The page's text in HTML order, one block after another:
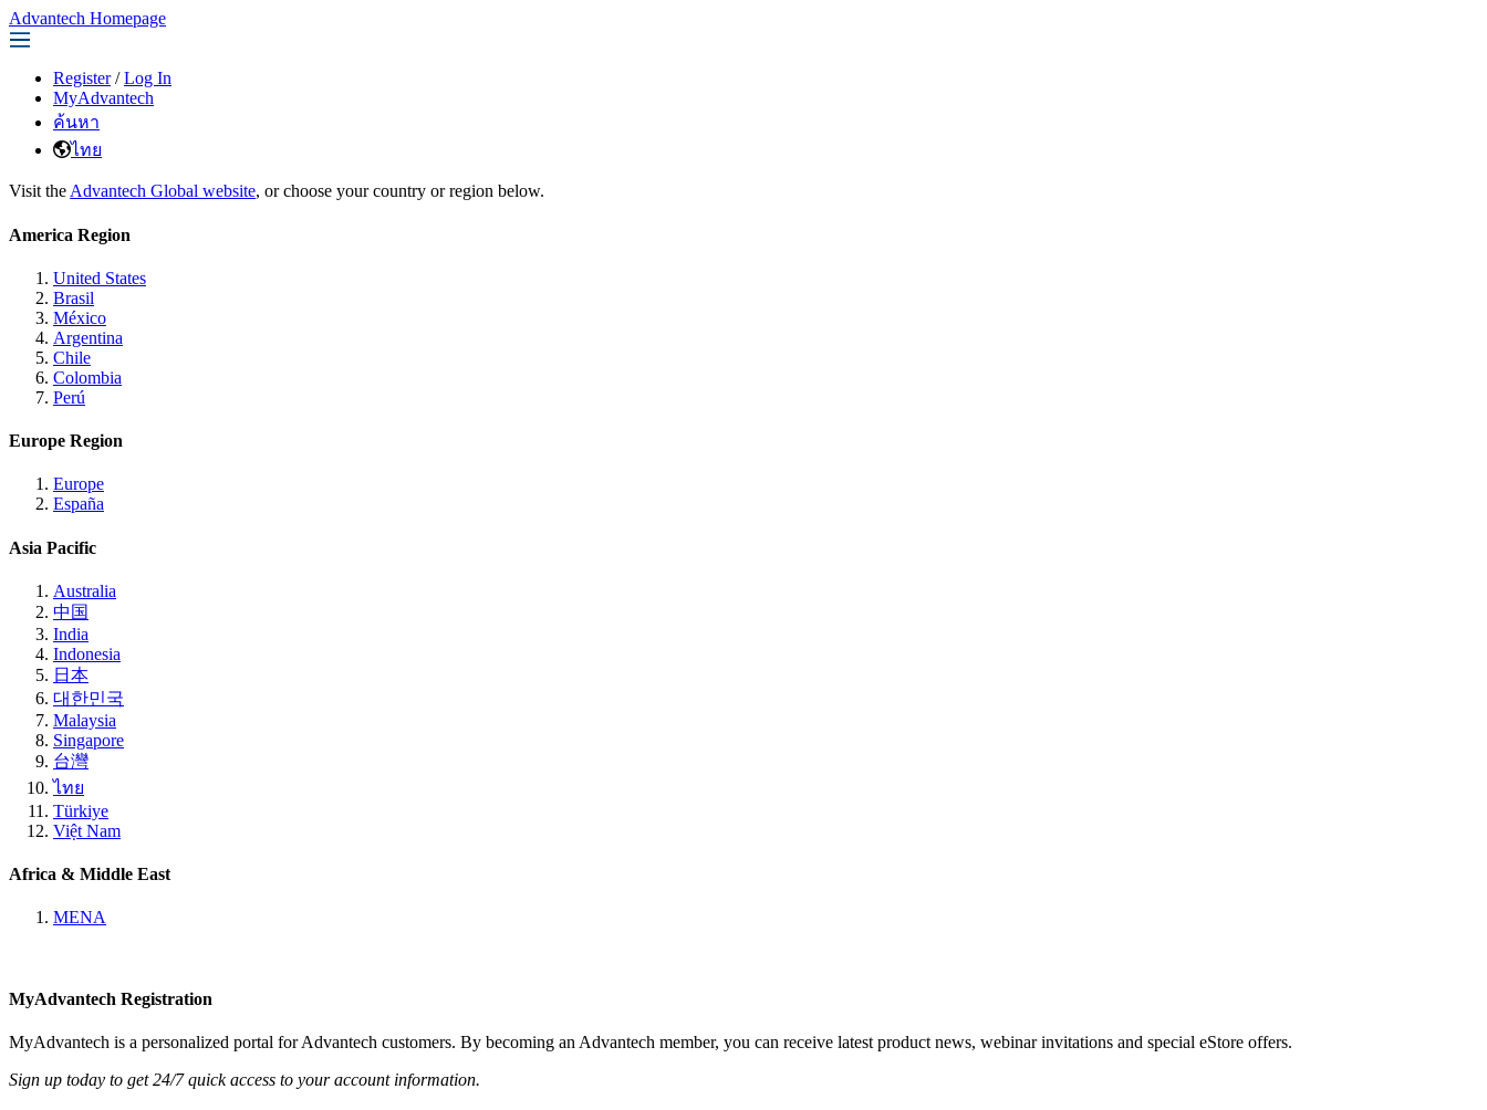
Advantech Homepage
Register / Log In
MyAdvantech
ค้นหา
ไทย
Visit the Advantech Global website, or choose your country or region below.
America Region
United States
Brasil
México
Argentina
Chile
Colombia
Perú
Europe Region
Europe
España
Asia Pacific
Australia
中国
India
Indonesia
日本
대한민국
Malaysia
Singapore
台灣
ไทย
Türkiye
Việt Nam
Africa & Middle East
MENA
MyAdvantech Registration
MyAdvantech is a personalized portal for Advantech customers. By becoming an Advantech member, you can receive latest product news, webinar invitations and special eStore offers.
Sign up today to get 24/7 quick access to your account information.